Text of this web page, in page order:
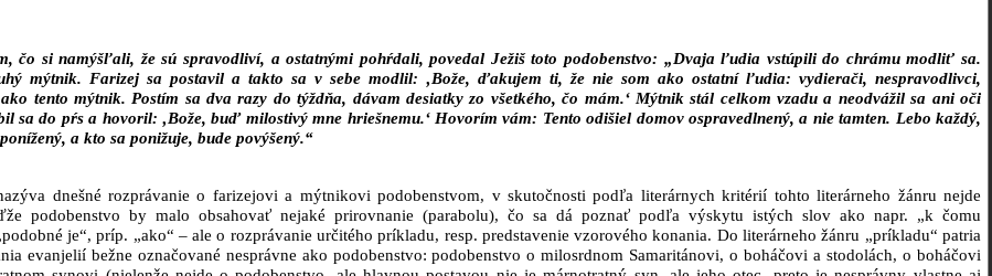
čo si namýšľali, že sú spravodliví, a ostatnými pohŕdali, povedal Ježiš toto podobenstvo: „Dvaja ľudia vstúpili do chrámu modliť sa.
mýtnik. Farizej sa postavil a takto sa v sebe modlil: ‚Bože, ďakujem ti, že nie som ako ostatní ľudia: vydierači, nespravodlivci,
tento mýtnik. Postím sa dva razy do týždňa, dávam desiatky zo všetkého, čo mám.‘ Mýtnik stál celkom vzadu a neodvážil sa ani oči
sa do pŕs a hovoril: ‚Bože, buď milostivý mne hriešnemu.‘ Hovorím vám: Tento odišiel domov ospravedlnený, a nie tamten. Lebo každý,
a kto sa ponižuje, bude povýšený.“
dnešné rozprávanie o farizejovi a mýtnikovi podobenstvom, v skutočnosti podľa literárnych kritérií tohto literárneho žánru nejde
podobenstvo by malo obsahovať nejaké prirovnanie (parabolu), čo sa dá poznať podľa výskytu istých slov ako napr. „k čomu
je“, príp. „ako“ – ale o rozprávanie určitého príkladu, resp. predstavenie vzorového konania. Do literárneho žánru „príkladu“ patria
evanjelií bežne označované nesprávne ako podobenstvo: podobenstvo o milosrdnom Samaritánovi, o boháčovi a stodolách, o boháčovi